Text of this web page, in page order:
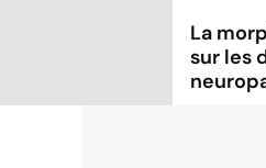
La
sur les